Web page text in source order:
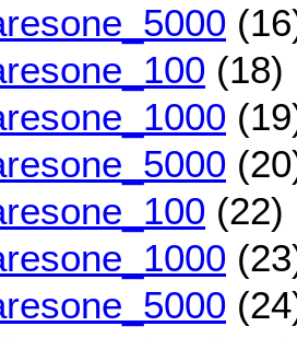
(18)
(22)